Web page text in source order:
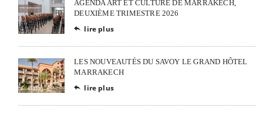
AGENDA ART ET CULTURE DE MARRAKECH,
DEUXIÈME TRIMESTRE 2026
 lire plus
LES NOUVEAUTÉS DU SAVOY LE GRAND HÔTEL
MARRAKECH
 lire plus